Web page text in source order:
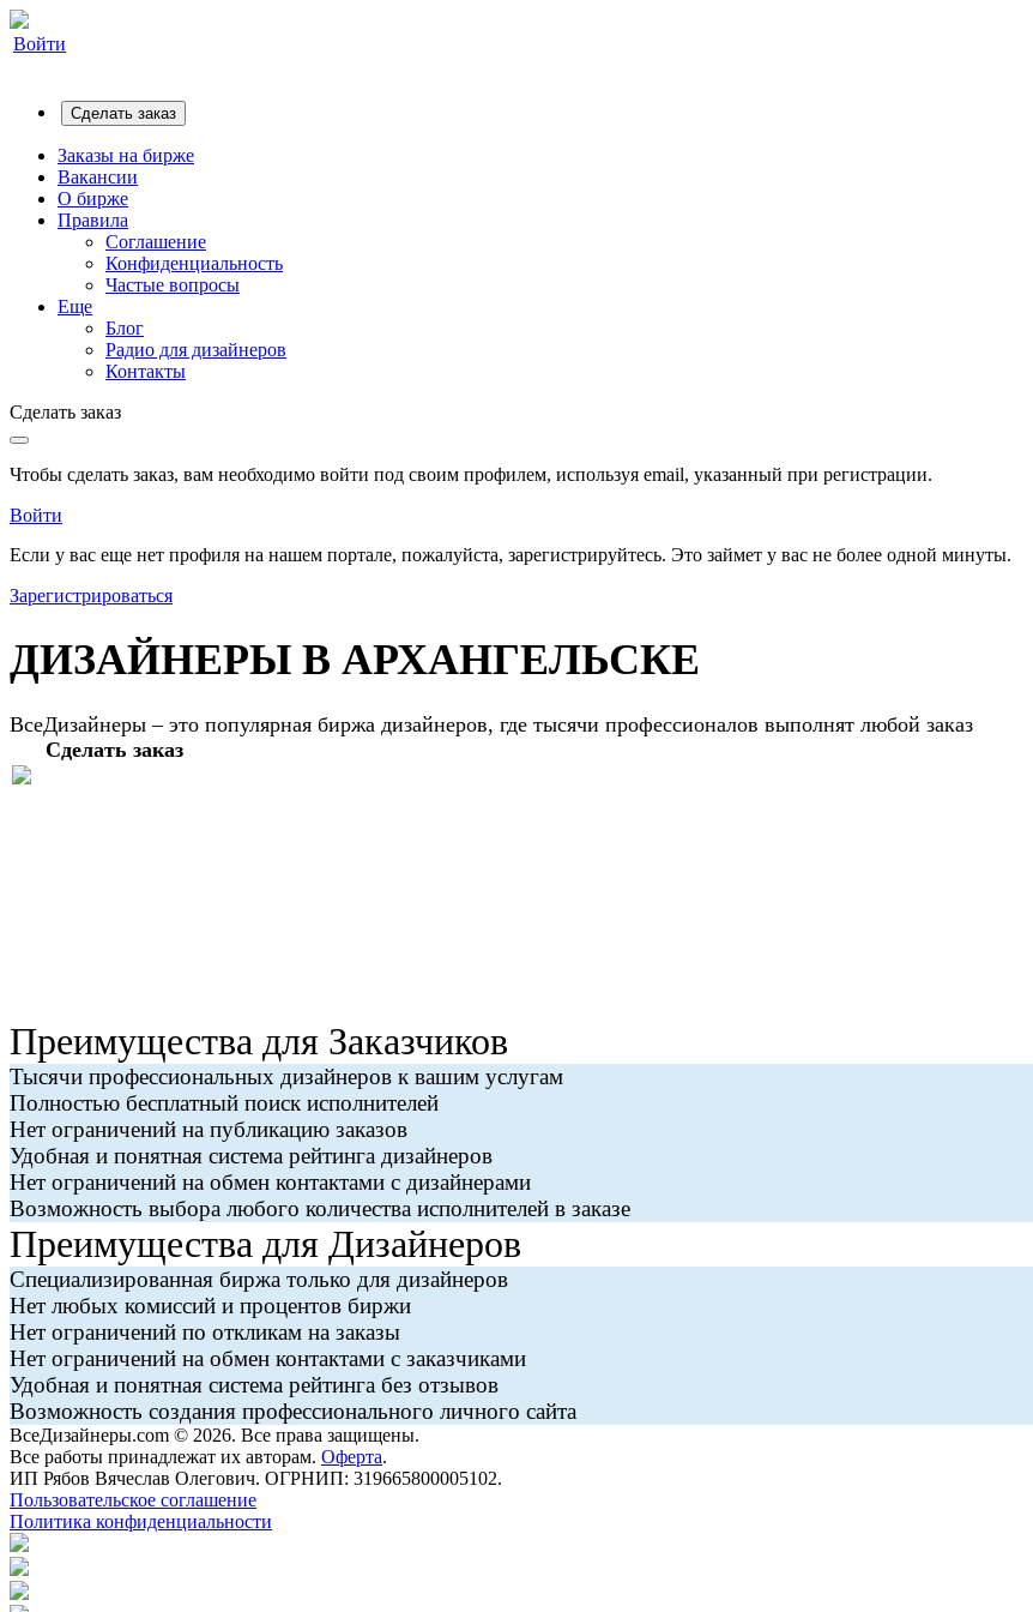
Войти
Сделать заказ
Заказы на бирже
Вакансии
О бирже
Правила
Соглашение
Конфиденциальность
Частые вопросы
Еще
Блог
Радио для дизайнеров
Контакты
Сделать заказ
Чтобы сделать заказ, вам необходимо войти под своим профилем, используя email, указанный при регистрации.
Войти
Если у вас еще нет профиля на нашем портале, пожалуйста, зарегистрируйтесь. Это займет у вас не более одной минуты.
Зарегистрироваться
ДИЗАЙНЕРЫ В АРХАНГЕЛЬСКЕ
ВсеДизайнеры – это популярная биржа дизайнеров, где тысячи профессионалов выполнят любой заказ
Сделать заказ
Преимущества для Заказчиков
Тысячи профессиональных дизайнеров к вашим услугам
Полностью бесплатный поиск исполнителей
Нет ограничений на публикацию заказов
Удобная и понятная система рейтинга дизайнеров
Нет ограничений на обмен контактами с дизайнерами
Возможность выбора любого количества исполнителей в заказе
Преимущества для Дизайнеров
Специализированная биржа только для дизайнеров
Нет любых комиссий и процентов биржи
Нет ограничений по откликам на заказы
Нет ограничений на обмен контактами с заказчиками
Удобная и понятная система рейтинга без отзывов
Возможность создания профессионального личного сайта
ВсеДизайнеры.com © 2026. Все права защищены.
Все работы принадлежат их авторам. Оферта.
ИП Рябов Вячеслав Олегович. ОГРНИП: 319665800005102.
Пользовательское соглашение
Политика конфиденциальности